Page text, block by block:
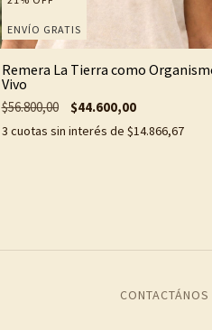
ENVÍO GRATIS
Remera La Tierra como
Vivo
$56.800,00 $44.600,00
3 cuotas sin interés de $14.866,67
CONTACTÁNOS